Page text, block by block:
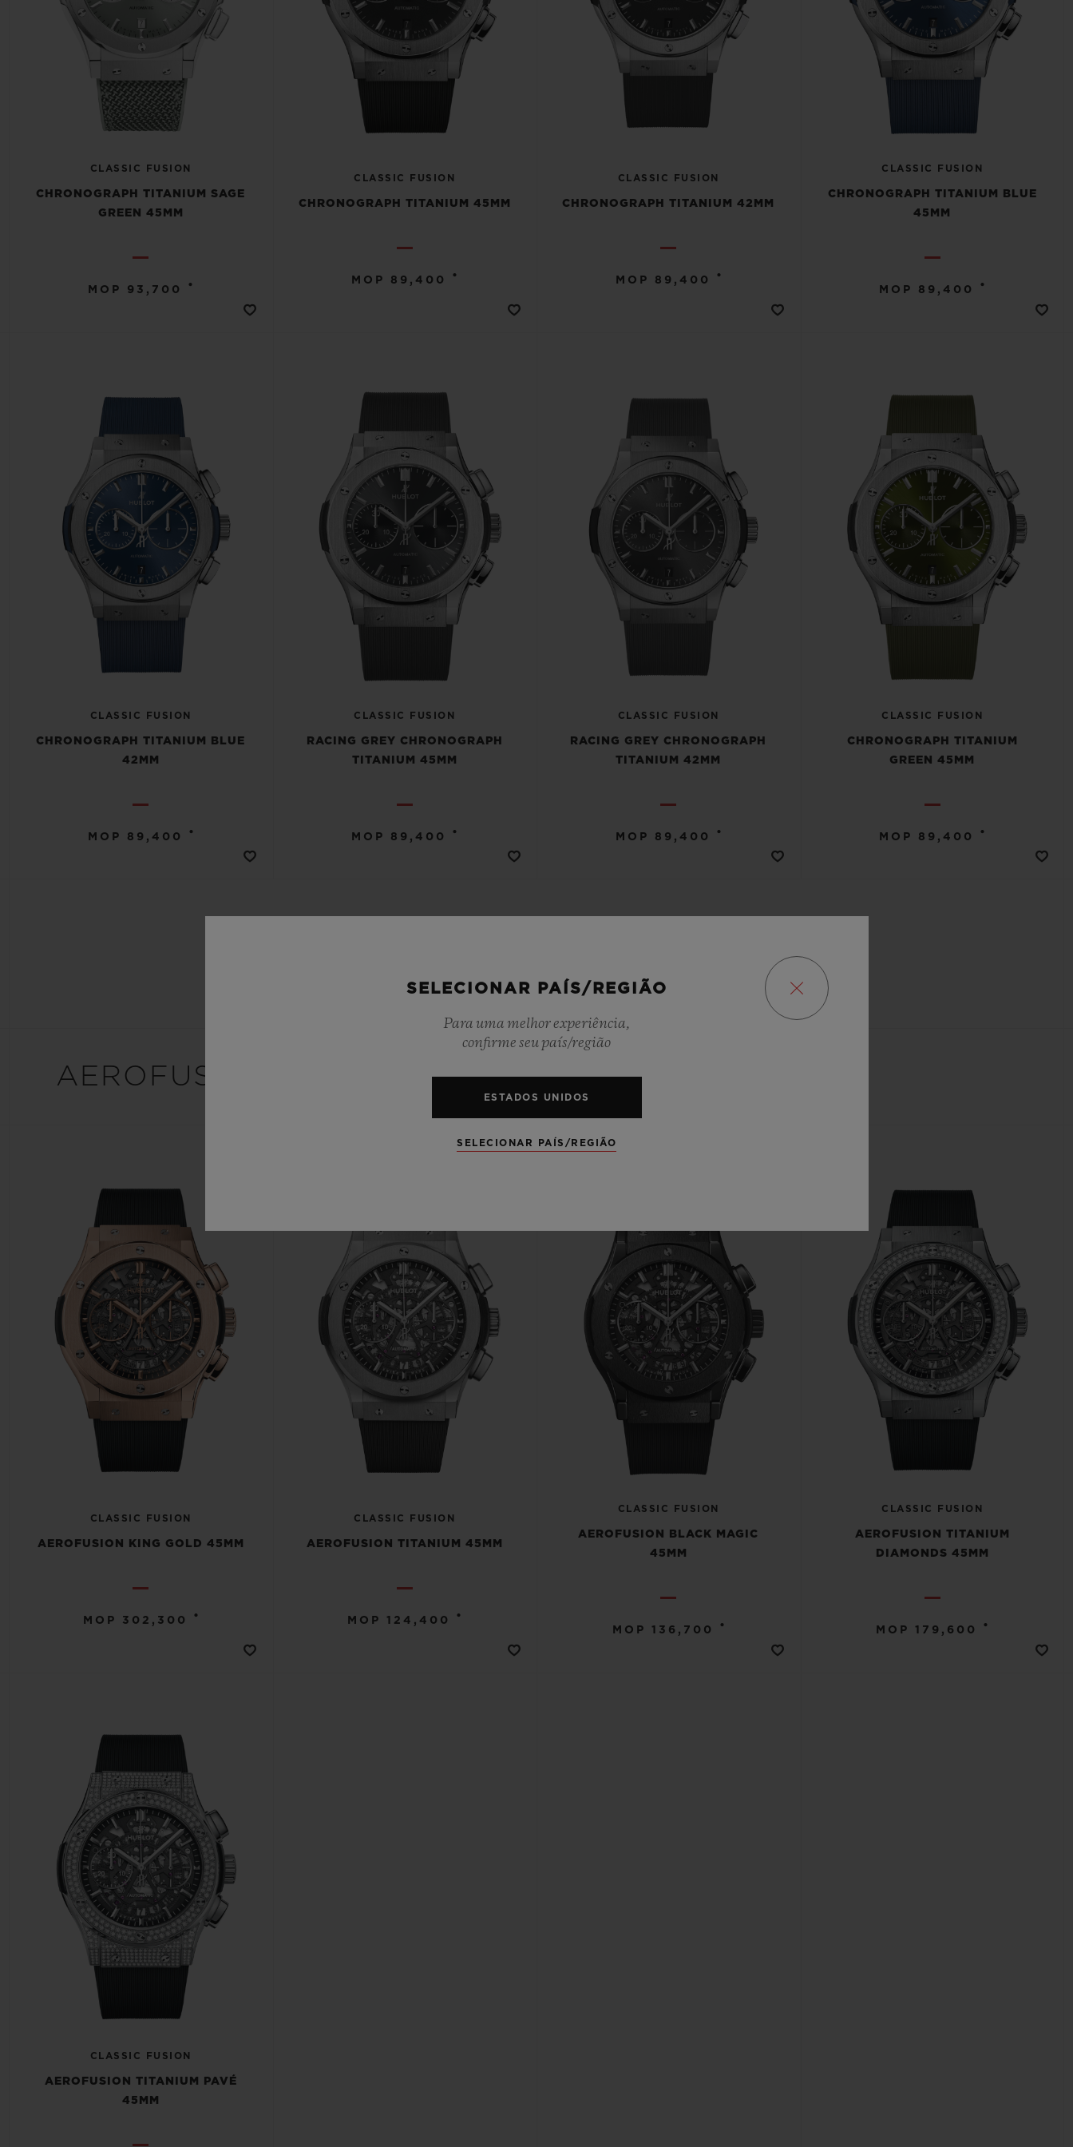
CLASSIC FUSION
CHRONOGRAPH TITANIUM SAGE
GREEN 45MM
MOP 93,700 •
CLASSIC FUSION
CHRONOGRAPH TITANIUM 45MM
MOP 89,400 •
CLASSIC FUSION
CHRONOGRAPH TITANIUM 42MM
MOP 89,400 •
CLASSIC FUSION
CHRONOGRAPH TITANIUM BLUE
45MM
MOP 89,400 •
CLASSIC FUSION
CHRONOGRAPH TITANIUM BLUE
42MM
MOP 89,400 •
CLASSIC FUSION
RACING GREY CHRONOGRAPH
TITANIUM 45MM
MOP 89,400 •
CLASSIC FUSION
RACING GREY CHRONOGRAPH
TITANIUM 42MM
MOP 89,400 •
CLASSIC FUSION
CHRONOGRAPH TITANIUM
GREEN 45MM
MOP 89,400 •
AEROFUSION
CLASSIC FUSION
AEROFUSION KING GOLD 45MM
MOP 302,300 •
CLASSIC FUSION
AEROFUSION TITANIUM 45MM
MOP 124,400 •
CLASSIC FUSION
AEROFUSION BLACK MAGIC
45MM
MOP 136,700 •
CLASSIC FUSION
AEROFUSION TITANIUM
DIAMONDS 45MM
MOP 179,600 •
CLASSIC FUSION
AEROFUSION TITANIUM PAVÉ
45MM
SELECIONAR PAÍS/REGIÃO
Para uma melhor experiência,
confirme seu país/região
ESTADOS UNIDOS
SELECIONAR PAÍS/REGIÃO